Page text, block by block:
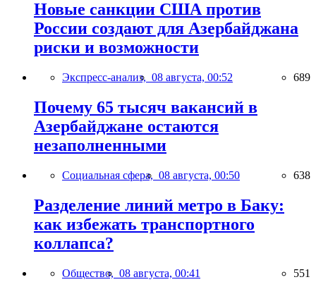
Новые санкции США против
России создают для Азербайджана
риски и возможности
Экспресс-анализ, 08 августа, 00:52 689
Почему 65 тысяч вакансий в
Азербайджане остаются
незаполненными
Социальная сфера, 08 августа, 00:50 638
Разделение линий метро в Баку:
как избежать транспортного
коллапса?
Общество, 08 августа, 00:41 551